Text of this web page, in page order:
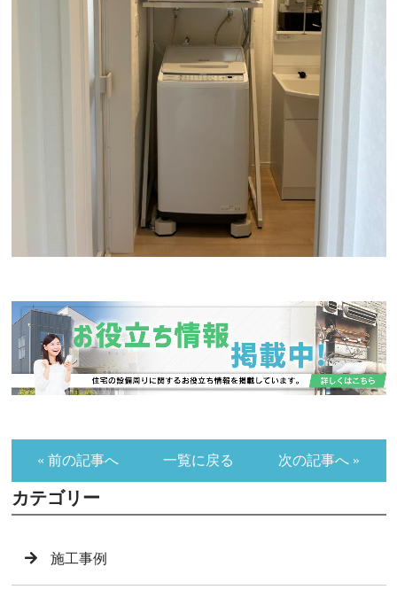
« 前の記事へ 一覧に戻る 次の記事へ »
カテゴリー
施工事例